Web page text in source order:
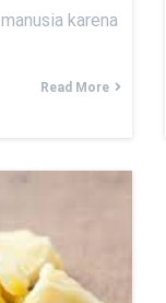
karena
Read More